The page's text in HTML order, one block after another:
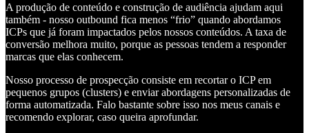
A produção de conteúdo e construção de audiência ajudam aqui
também - nosso outbound fica menos “frio” quando abordamos
ICPs que já foram impactados pelos nossos conteúdos. A taxa de
conversão melhora muito, porque as pessoas tendem a responder
marcas que elas conhecem.
Nosso processo de prospecção consiste em recortar o ICP em
pequenos grupos (clusters) e enviar abordagens personalizadas de
forma automatizada. Falo bastante sobre isso nos meus canais e
recomendo explorar, caso queira aprofundar.